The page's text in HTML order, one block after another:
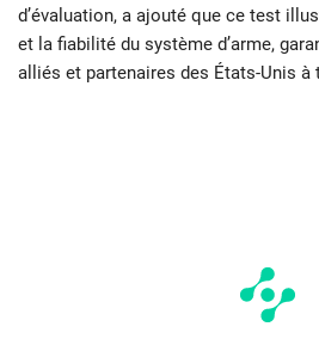
d’évaluation, a ajouté que ce test
et la fiabilité du système d’arme,
alliés et partenaires des États-Unis à